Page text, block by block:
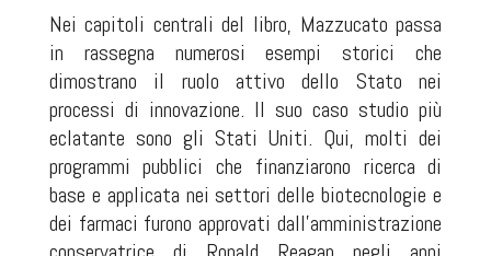
Nei capitoli centrali del libro, Mazzucato passa
in rassegna numerosi esempi storici che
dimostrano il ruolo attivo dello Stato nei
processi di innovazione. Il suo caso studio più
eclatante sono gli Stati Uniti. Qui, molti dei
programmi pubblici che finanziarono ricerca di
base e applicata nei settori delle biotecnologie e
dei farmaci furono approvati dall’amministrazione